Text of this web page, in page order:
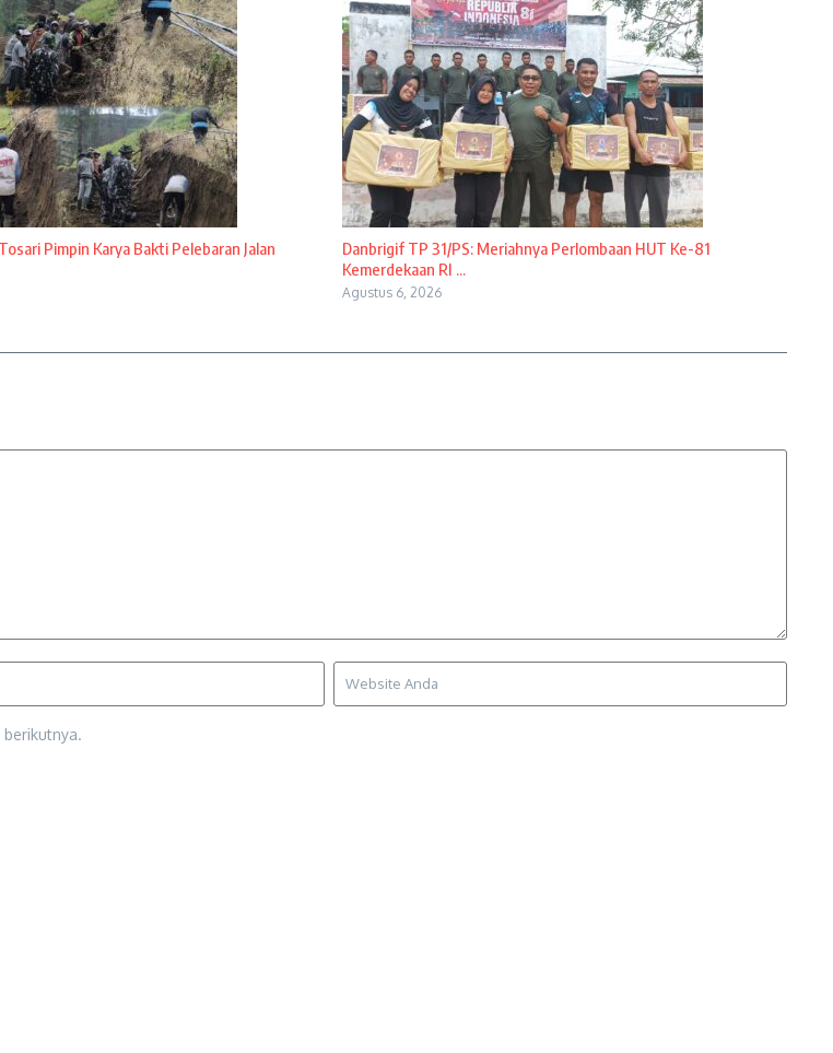
Pimpin Karya Bakti Pelebaran Jalan
Danbrigif TP 31/PS: Meriahnya Perlombaan HUT Ke-81
Kemerdekaan RI ...
Agustus 6, 2026